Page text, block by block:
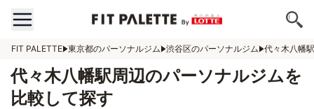
FIT PALETTE 東京都のパーソナルジム 渋谷区のパーソナルジム 代々木八幡
代々木八幡駅周辺のパーソナルジムを
比較して探す